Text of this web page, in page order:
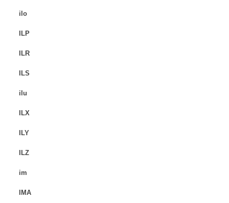
ilo
ILP
ILR
ILS
ilu
ILX
ILY
ILZ
im
IMA